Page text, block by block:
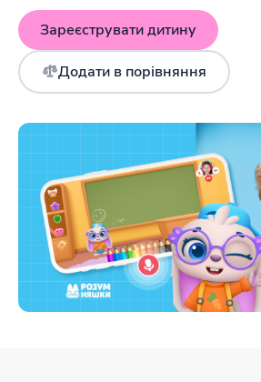
Зареєструвати дитину
Додати в порівняння